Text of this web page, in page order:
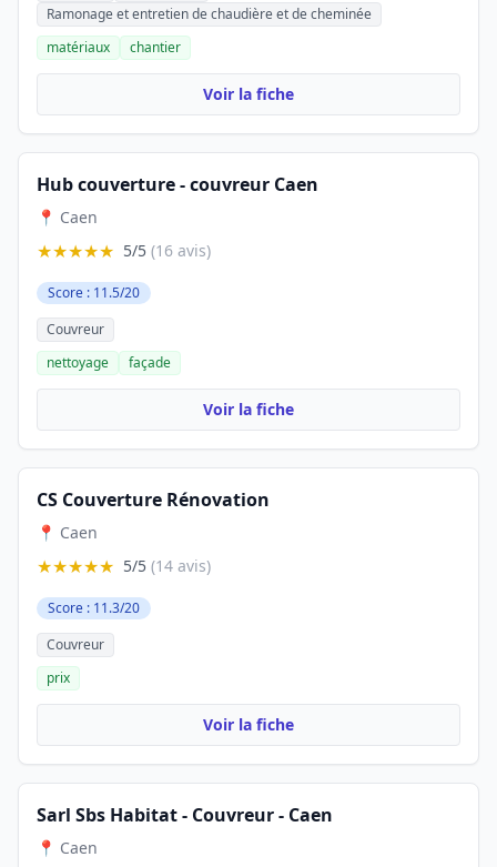
Ramonage et entretien de chaudière et de cheminée
matériaux
chantier
Voir la fiche
Hub couverture - couvreur Caen
📍 Caen
★★★★★ 5/5 (16 avis)
Score : 11.5/20
Couvreur
nettoyage
façade
Voir la fiche
CS Couverture Rénovation
📍 Caen
★★★★★ 5/5 (14 avis)
Score : 11.3/20
Couvreur
prix
Voir la fiche
Sarl Sbs Habitat - Couvreur - Caen
📍 Caen